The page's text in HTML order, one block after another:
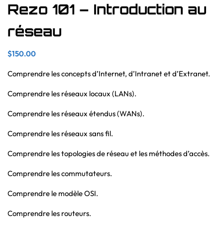
Rezo 101 – Introduction au
réseau
$150.00
Comprendre les concepts d’Internet, d’Intranet et d’Extranet.
Comprendre les réseaux locaux (LANs).
Comprendre les réseaux étendus (WANs).
Comprendre les réseaux sans fil.
Comprendre les topologies de réseau et les méthodes d’accès.
Comprendre les commutateurs.
Comprendre le modèle OSI.
Comprendre les routeurs.